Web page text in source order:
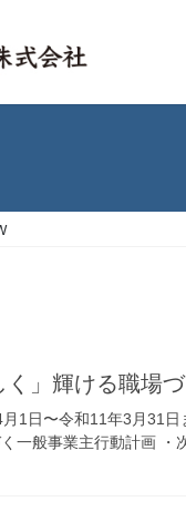
」輝ける職場
1日〜令和11年3月31
一般事業主行動計画